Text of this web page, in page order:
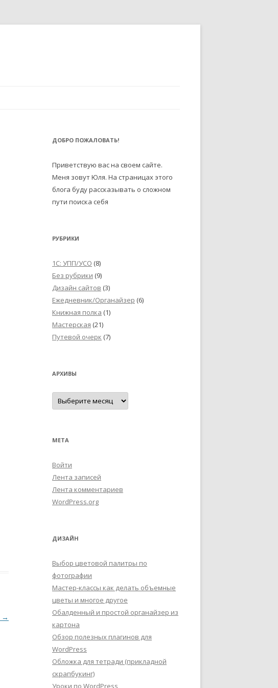
→
ДОБРО ПОЖАЛОВАТЬ!
Приветствую вас на своем сайте.
Меня зовут Юля. На страницах этого
блога буду рассказывать о сложном
пути поиска себя
РУБРИКИ
1С: УПП/УСО (8)
Без рубрики (9)
Дизайн сайтов (3)
Ежедневник/Органайзер (6)
Книжная полка (1)
Мастерская (21)
Путевой очерк (7)
АРХИВЫ
Архивы
МЕТА
Войти
Лента записей
Лента комментариев
WordPress.org
ДИЗАЙН
Выбор цветовой палитры по
фотографии
Мастер-классы как делать объемные
цветы и многое другое
Обалденный и простой органайзер из
картона
Обзор полезных плагинов для
WordPress
Обложка для тетради (прикладной
скрапбукинг)
Уроки по WordPress